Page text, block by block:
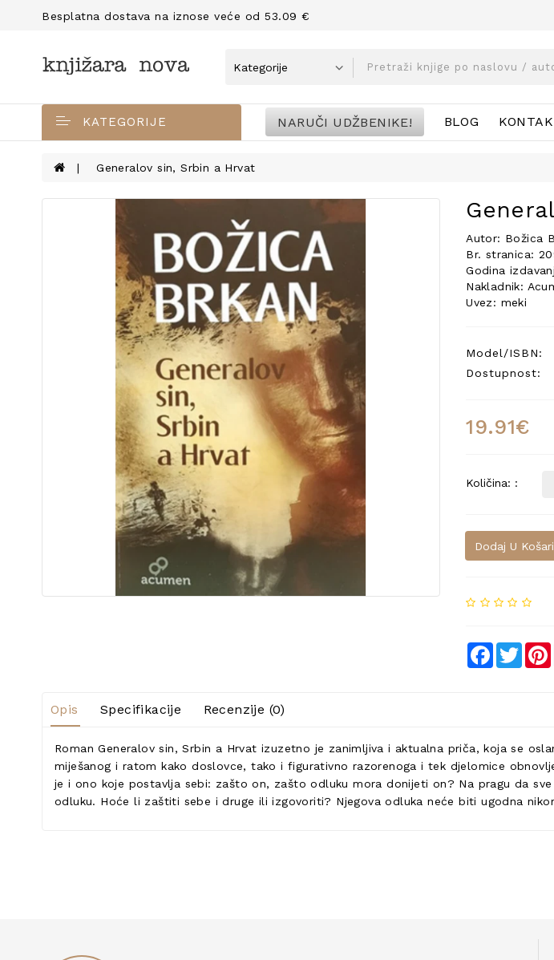
Besplatna dostava na iznose veće od 53.09 €
KATEGORIJE NARUČI UDŽBENIKE! BLOG
Generalov sin, Srbin a Hrvat
Autor: Božica
Br. stranica:
Godina
Nakladnik:
Uvez: meki
Model/ISBN:
Dostupnost:
19.91€
Količina: :
Dodaj U
Facebook
Opis Specifikacije Recenzije (0)
Roman Generalov sin, Srbin a Hrvat izuzetno je zanimljiva i aktualna priča, koja se
miješanog i ratom kako doslovce, tako i figurativno razorenoga i tek djelomice
je i ono koje postavlja sebi: zašto on, zašto odluku mora donijeti on? Na pragu da
odluku. Hoće li zaštiti sebe i druge ili izgovoriti? Njegova odluka neće biti ugodna